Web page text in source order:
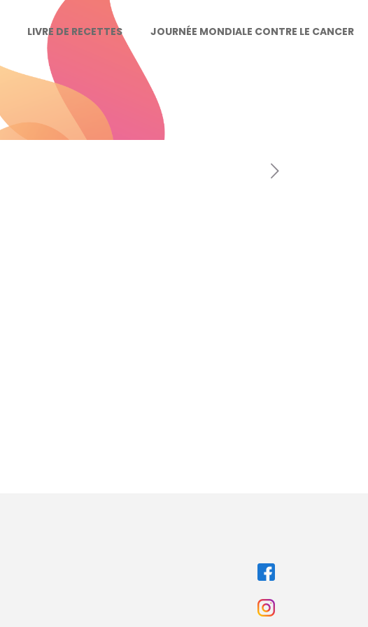
LIVRE DE RECETTES JOURNÉE MONDIALE CONTRE LE CANCER